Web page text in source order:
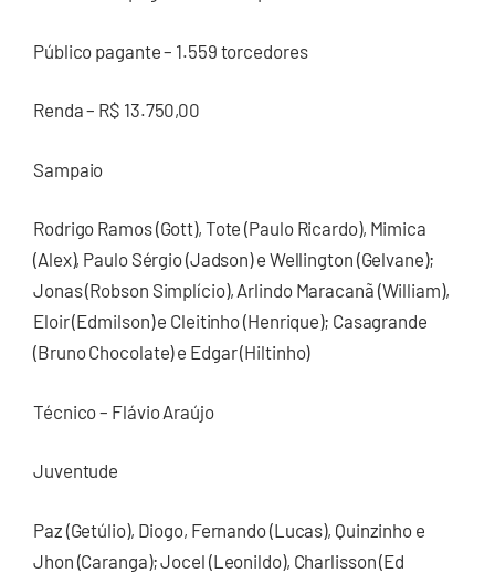
Público pagante – 1.559 torcedores
Renda – R$ 13.750,00
Sampaio
Rodrigo Ramos (Gott), Tote (Paulo Ricardo), Mimica
(Alex), Paulo Sérgio (Jadson) e Wellington (Gelvane);
Jonas (Robson Simplício), Arlindo Maracanã (William),
Eloir (Edmilson) e Cleitinho (Henrique); Casagrande
(Bruno Chocolate) e Edgar (Hiltinho)
Técnico – Flávio Araújo
Juventude
Paz (Getúlio), Diogo, Fernando (Lucas), Quinzinho e
Jhon (Caranga); Jocel (Leonildo), Charlisson (Ed